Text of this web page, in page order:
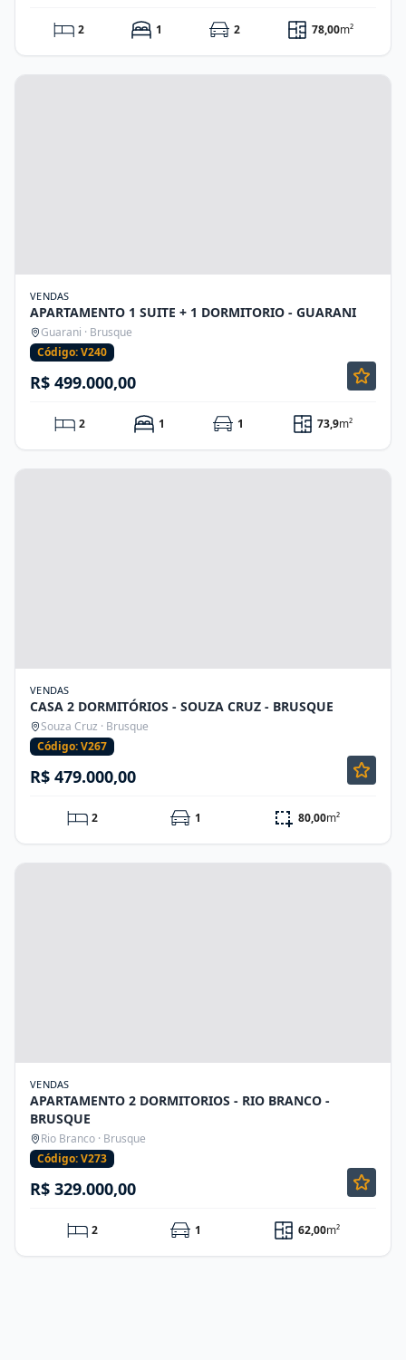
2 1 2 78,00m²
VENDAS
APARTAMENTO 1 SUITE + 1 DORMITORIO - GUARANI
Guarani · Brusque
Código: V240
R$ 499.000,00
2 1 1 73,9m²
VENDAS
CASA 2 DORMITÓRIOS - SOUZA CRUZ - BRUSQUE
Souza Cruz · Brusque
Código: V267
R$ 479.000,00
2 1 80,00m²
VENDAS
APARTAMENTO 2 DORMITORIOS - RIO BRANCO -
BRUSQUE
Rio Branco · Brusque
Código: V273
R$ 329.000,00
2 1 62,00m²